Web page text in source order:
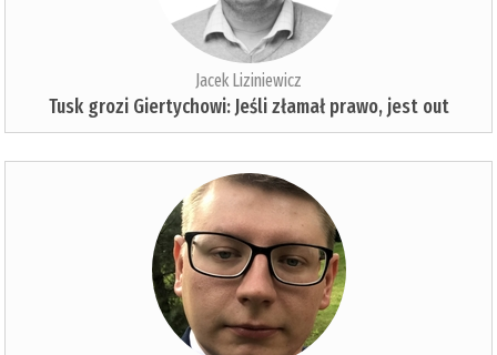
Jacek Liziniewicz
Tusk grozi Giertychowi: Jeśli złamał prawo, jest out